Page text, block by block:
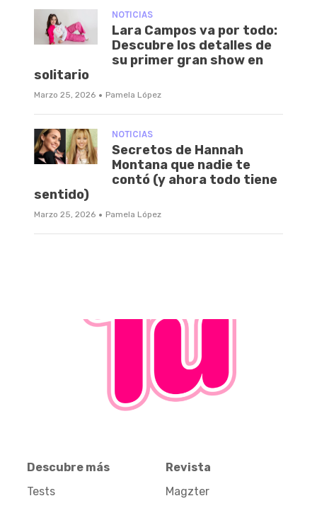
NOTICIAS
Lara Campos va por todo:
Descubre los detalles de
su primer gran show en
solitario
Marzo 25, 2026 · Pamela López
NOTICIAS
Secretos de Hannah
Montana que nadie te
contó (y ahora todo tiene
sentido)
Marzo 25, 2026 · Pamela López
Descubre más
Tests
Revista
Magzter